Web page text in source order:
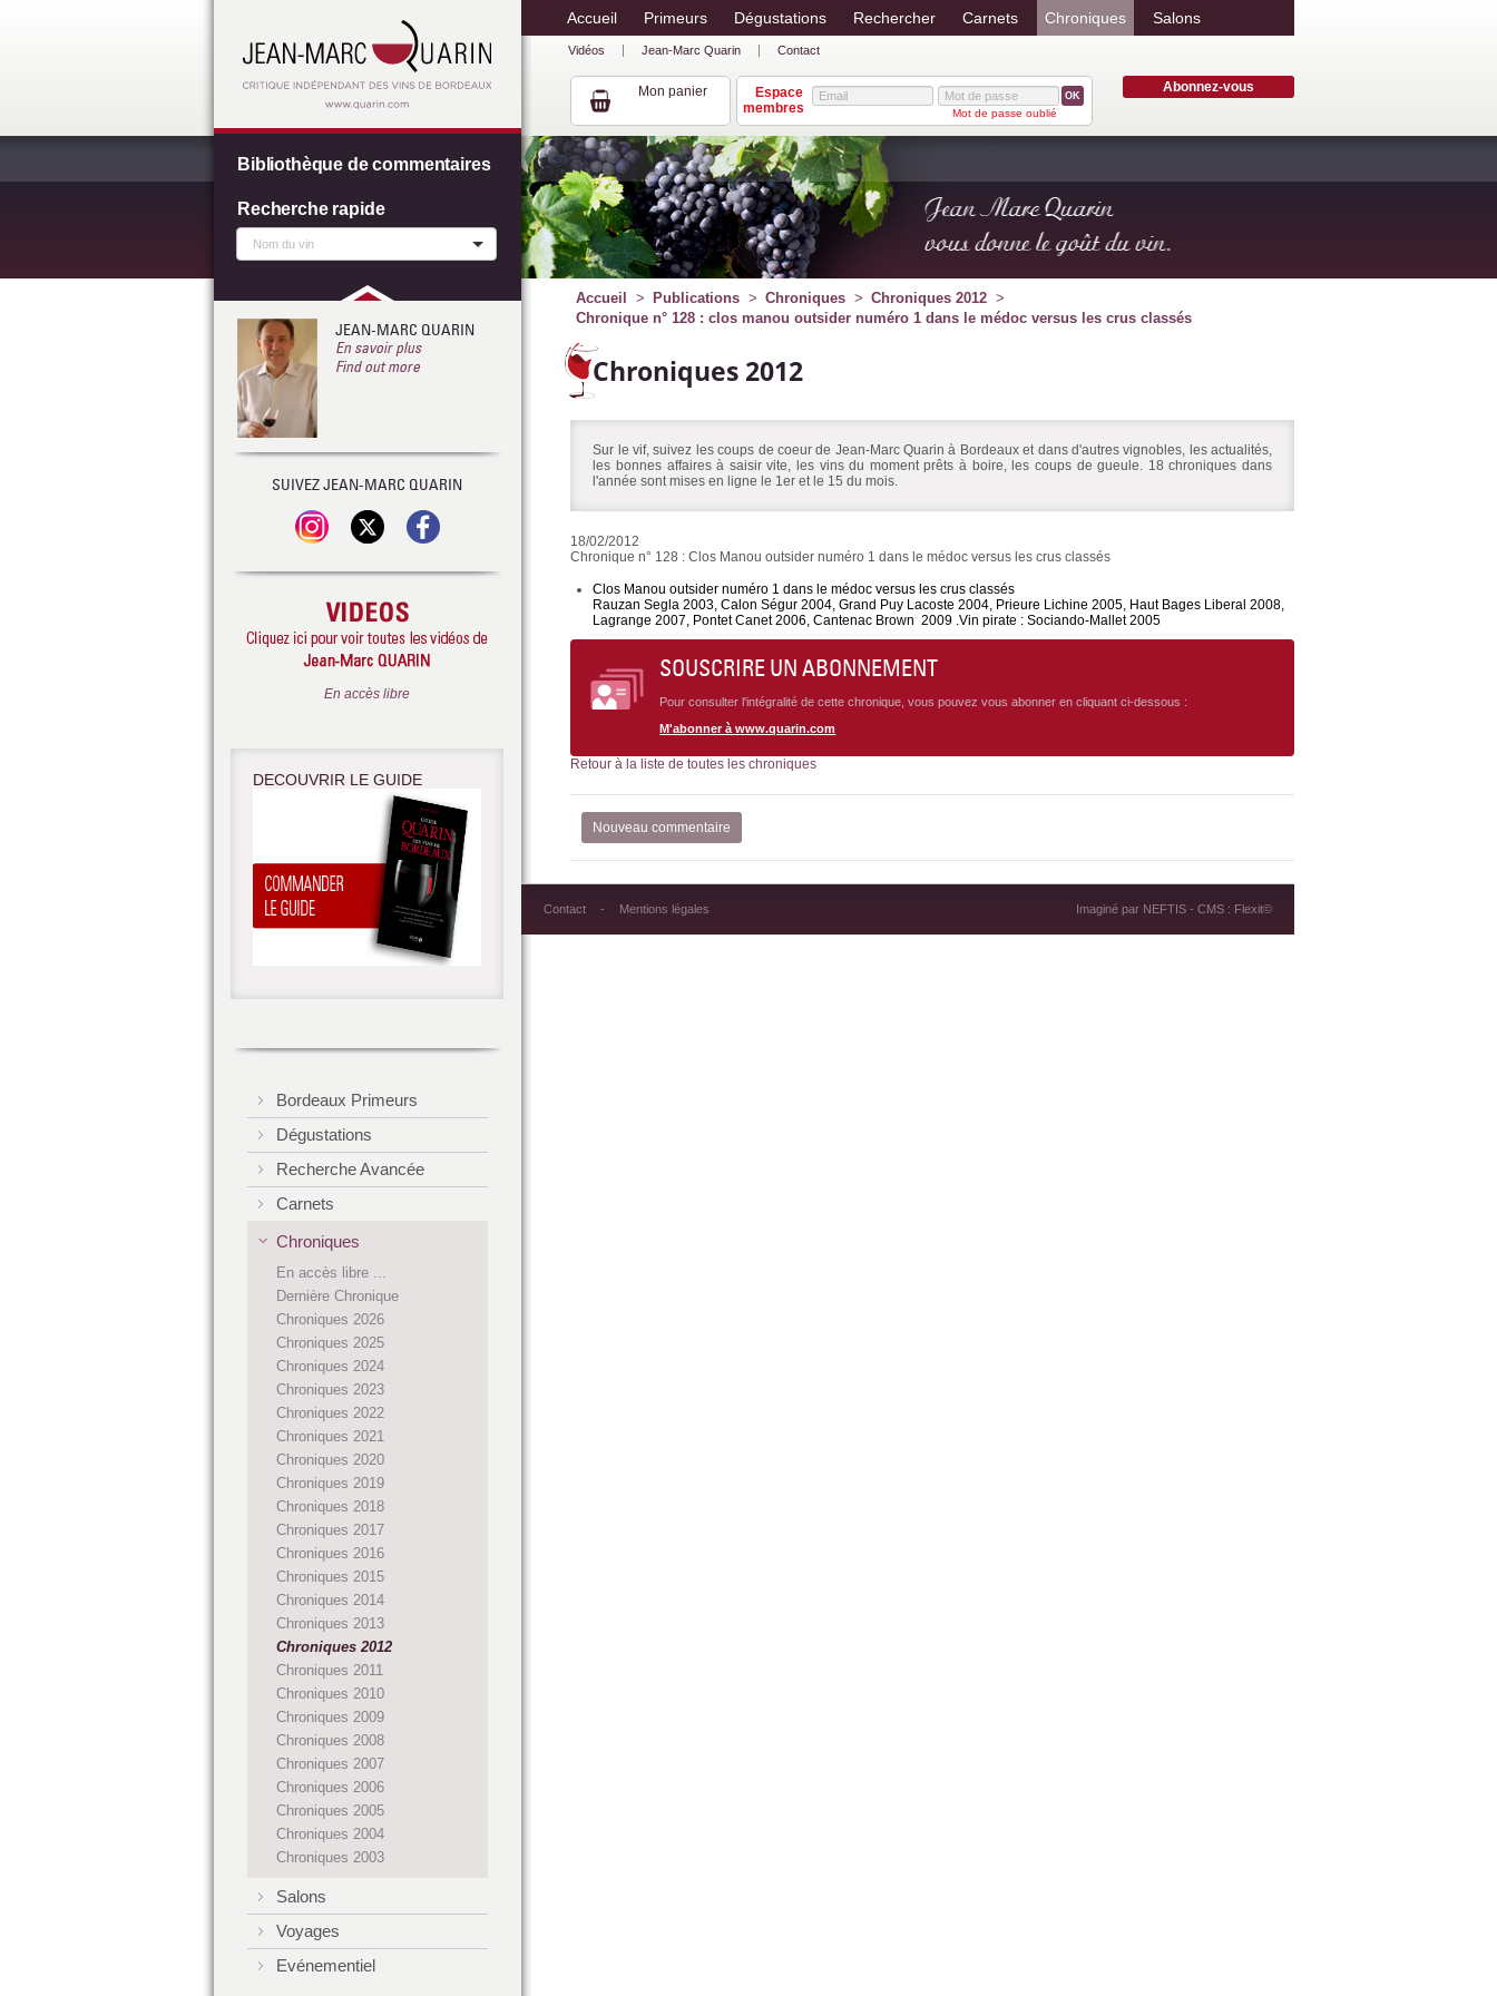
Accueil Primeurs Dégustations Rechercher Carnets Chroniques Salons
Vidéos Jean-Marc Quarin Contact
Mon panier Abonnez-vous
OK
Mot de passe oublié
Espace
membres
Accueil Publications Chroniques
Chroniques 2012
Chronique n° 128 : clos manou outsider numéro 1 dans le médoc versus les crus classés
Chroniques 2012
Sur le vif, suivez les coups de coeur de Jean-Marc Quarin à Bordeaux et dans d'autres vignobles, les actualités,
les bonnes affaires à saisir vite, les vins du moment prêts à boire, les coups de gueule. 18 chroniques dans
l'année sont mises en ligne le 1er et le 15 du mois.
18/02/2012
Chronique n° 128 : Clos Manou outsider numéro 1 dans le médoc versus les crus classés
Clos Manou outsider numéro 1 dans le médoc versus les crus classés
Rauzan Segla 2003, Calon Ségur 2004, Grand Puy Lacoste 2004, Prieure Lichine 2005, Haut Bages Liberal 2008,
Lagrange 2007, Pontet Canet 2006, Cantenac Brown .2009 .Vin pirate : Sociando-Mallet 2005
SOUSCRIRE UN ABONNEMENT
Pour consulter l'intégralité de cette chronique, vous pouvez vous abonner en cliquant ci-dessous :
M'abonner à www.quarin.com
Retour à la liste de toutes les chroniques
Nouveau commentaire
Contact Mentions légales Imaginé par NEFTIS- CMS : Flexit©
Bibliothèque de commentaires
Recherche rapide
JEAN-MARC QUARIN
En savoir plus
Find out more
SUIVEZ JEAN-MARC QUARIN
En accès libre
DECOUVRIR LE GUIDE
Bordeaux Primeurs
Dégustations
Recherche Avancée
Carnets
Chroniques
En accès libre ...
Dernière Chronique
Chroniques 2026
Chroniques 2025
Chroniques 2024
Chroniques 2023
Chroniques 2022
Chroniques 2021
Chroniques 2020
Chroniques 2019
Chroniques 2018
Chroniques 2017
Chroniques 2016
Chroniques 2015
Chroniques 2014
Chroniques 2013
Chroniques 2012
Chroniques 2011
Chroniques 2010
Chroniques 2009
Chroniques 2008
Chroniques 2007
Chroniques 2006
Chroniques 2005
Chroniques 2004
Chroniques 2003
Salons
Voyages
Evénementiel